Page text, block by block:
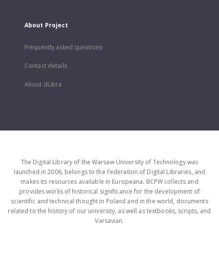
About Project
Frequently asked questions
Contact details
About dLibra
The Digital Library of the Warsaw University of Technology was
launched in 2006, belongs to the Federation of Digital Libraries, and
makes its resources available in Europeana. BCPW collects and
provides works of historical significance for the development of
scientific and technical thought in Poland and in the world, documents
related to the history of our university, as well as textbooks, scripts, and
Varsavian.